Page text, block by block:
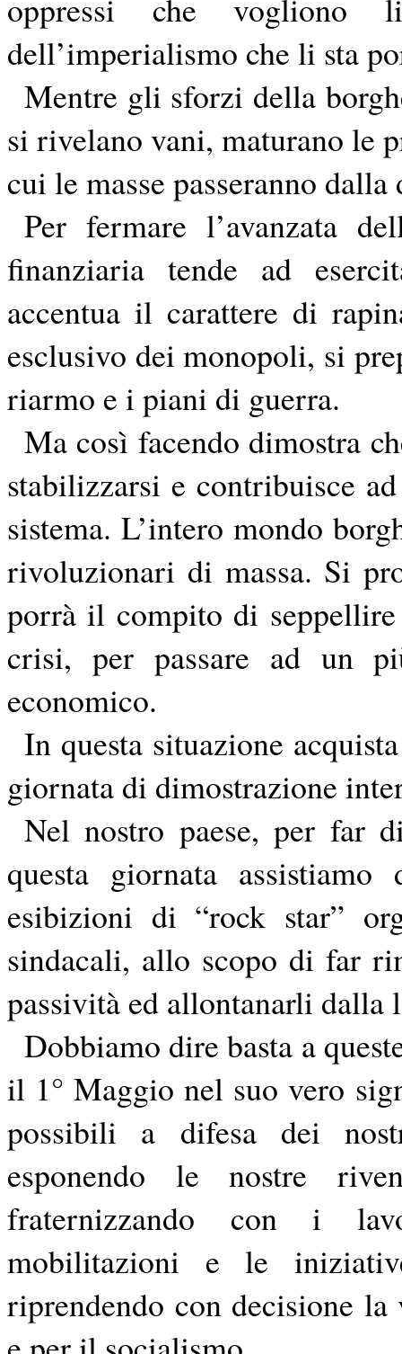
oppressi che vogliono
dell’imperialismo che li sta
Mentre gli sforzi della
si rivelano vani, maturano le
cui le masse passeranno
Per fermare l’avanzata
finanziaria tende ad
accentua il carattere di
esclusivo dei monopoli, si
riarmo e i piani di guerra.
Ma così facendo dimostra
stabilizzarsi e contribuisce
sistema. L’intero mondo
rivoluzionari di massa. Si
porrà il compito di
crisi, per passare ad un
economico.
In questa situazione
giornata di dimostrazione
Nel nostro paese, per far
questa giornata
esibizioni di “rock star”
sindacali, allo scopo di far
passività ed allontanarli
Dobbiamo dire basta a
il 1° Maggio nel suo vero
possibili a difesa dei
esponendo le nostre
fraternizzando con i
mobilitazioni e le
riprendendo con decisione